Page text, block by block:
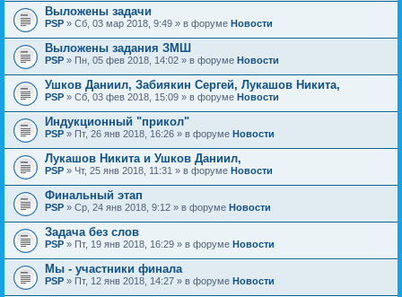
Выложены задачи
PSP » Сб, 03 мар 2018, 9:49 » в форуме Новости
Выложены задания ЗМШ
PSP » Пн, 05 фев 2018, 14:02 » в форуме Новости
Ушков Даниил, Забиякин Сергей, Лукашов Никита,
PSP » Сб, 03 фев 2018, 15:09 » в форуме Новости
Индукционный "прикол"
PSP » Пт, 26 янв 2018, 16:26 » в форуме Новости
Лукашов Никита и Ушков Даниил,
PSP » Чт, 25 янв 2018, 11:31 » в форуме Новости
Финальный этап
PSP » Ср, 24 янв 2018, 9:12 » в форуме Новости
Задача без слов
PSP » Пт, 19 янв 2018, 16:29 » в форуме Новости
Мы - участники финала
PSP » Пт, 12 янв 2018, 14:27 » в форуме Новости